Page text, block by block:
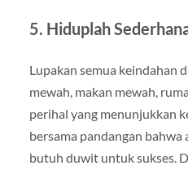
5. Hiduplah
Lupakan semua keindahan
mewah, makan mewah,
perihal yang menunjukkan
bersama pandangan bahwa
butuh duwit untuk sukses.